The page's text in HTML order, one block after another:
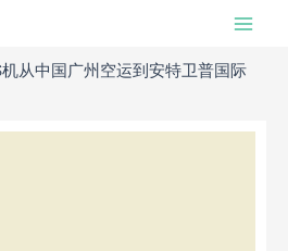
Main
机从中国广州空运到安特卫普国际